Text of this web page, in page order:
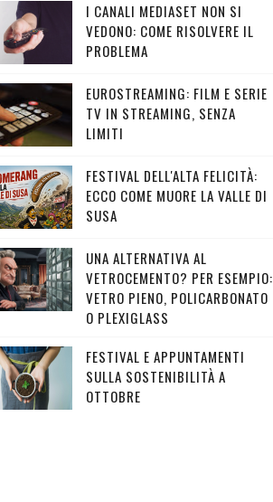
I CANALI MEDIASET NON SI
VEDONO: COME RISOLVERE IL
PROBLEMA
EUROSTREAMING: FILM E SERIE
TV IN STREAMING, SENZA
LIMITI
FESTIVAL DELL'ALTA FELICITÀ:
ECCO COME MUORE LA VALLE DI
SUSA
UNA ALTERNATIVA AL
VETROCEMENTO? PER ESEMPIO:
VETRO PIENO, POLICARBONATO
O PLEXIGLASS
FESTIVAL E APPUNTAMENTI
SULLA SOSTENIBILITÀ A
OTTOBRE